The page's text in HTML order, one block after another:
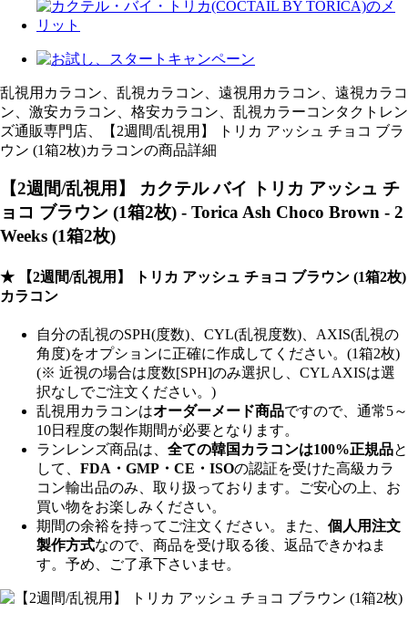
乱視用カラコン、乱視カラコン、遠視用カラコン、遠視カラコ
ン、激安カラコン、格安カラコン、乱視カラーコンタクトレン
ズ通販専門店、【2週間/乱視用】 トリカ アッシュ チョコ ブラ
ウン (1箱2枚)カラコンの商品詳細
【2週間/乱視用】 カクテル バイ トリカ アッシュ チ
ョコ ブラウン (1箱2枚) - Torica Ash Choco Brown - 2
Weeks (1箱2枚)
★ 【2週間/乱視用】 トリカ アッシュ チョコ ブラウン (1箱2枚)
カラコン
自分の乱視のSPH(度数)、CYL(乱視度数)、AXIS(乱視の
角度)をオプションに正確に作成してください。(1箱2枚)
(※ 近視の場合は度数[SPH]のみ選択し、CYL AXISは選
択なしでご注文ください。)
乱視用カラコンはオーダーメード商品ですので、 通常5～
10日程度の製作期間が必要となります。
ランレンズ商品は、 全ての韓国カラコンは100%正規品と
して、 FDA・GMP・CE・ISOの認証を受けた高級カラ
コン輸出品のみ、取り扱っております。ご安心の上、お
買い物をお楽しみください。
期間の余裕を持ってご注文ください。また、 個人用注文
製作方式なので、商品を受け取る後、返品できかねま
す。予め、ご了承下さいませ。